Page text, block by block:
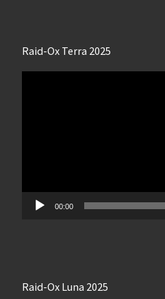
Raid-Ox Terra 2025
00:00
Raid-Ox Luna 2025